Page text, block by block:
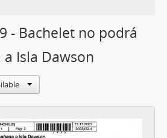
- Bachelet no podrá
Isla Dawson